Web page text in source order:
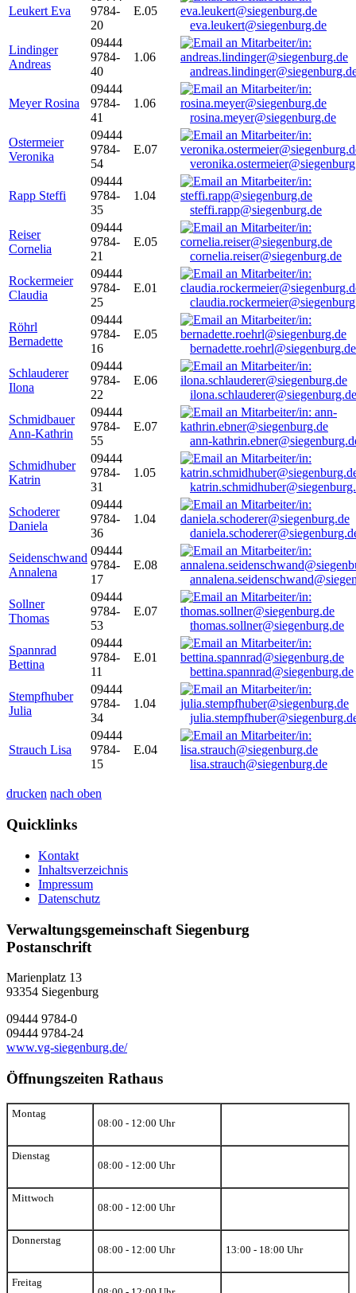
Leukert Eva
9784-
20
E.05
eva.leukert@siegenburg.de
Lindinger
Andreas
09444
9784-
40
1.06
Meyer Rosina
09444
9784-
41
1.06
rosina.meyer@siegenburg.de
Ostermeier
Veronika
09444
9784-
54
E.07
Rapp Steffi
09444
9784-
35
1.04
steffi.rapp@siegenburg.de
Reiser
Cornelia
09444
9784-
21
E.05
cornelia.reiser@siegenburg.de
Rockermeier
Claudia
09444
9784-
25
E.01
Röhrl
Bernadette
09444
9784-
16
E.05
bernadette.roehrl@siegenburg.de
Schlauderer
Ilona
09444
9784-
22
E.06
ilona.schlauderer@siegenburg.de
Schmidbauer
Ann-Kathrin
09444
9784-
55
E.07
ann-
Schmidhuber
Katrin
09444
9784-
31
1.05
Schoderer
Daniela
09444
9784-
36
1.04
Seidenschwand
Annalena
09444
9784-
17
E.08
Sollner
Thomas
09444
9784-
53
E.07
thomas.sollner@siegenburg.de
Spannrad
Bettina
09444
9784-
11
E.01
bettina.spannrad@siegenburg.de
Stempfhuber
Julia
09444
9784-
34
1.04
Strauch Lisa
09444
9784-
15
E.04
lisa.strauch@siegenburg.de
drucken nach oben
Quicklinks
Kontakt
Inhaltsverzeichnis
Impressum
Datenschutz
Verwaltungsgemeinschaft Siegenburg
Postanschrift
Marienplatz 13
93354 Siegenburg
09444 9784-0
09444 9784-24
www.vg-siegenburg.de/
Öffnungszeiten Rathaus
Montag
08:00 - 12:00 Uhr
Dienstag
08:00 - 12:00 Uhr
Mittwoch
08:00 - 12:00 Uhr
Donnerstag
08:00 - 12:00 Uhr
13:00 - 18:00 Uhr
Freitag